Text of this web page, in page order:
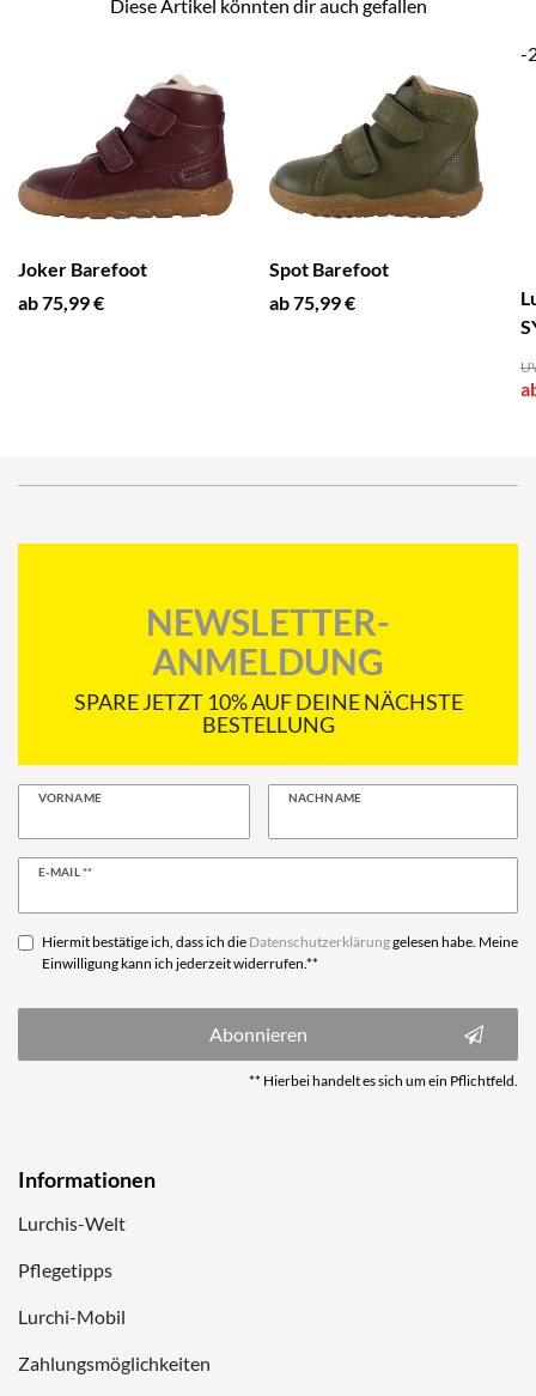
Diese Artikel könnten dir auch gefallen
Joker Barefoot
ab 75,99 €
Spot Barefoot
ab 75,99 €
-
NEWSLETTER-
ANMELDUNG
SPARE JETZT 10% AUF DEINE NÄCHSTE
BESTELLUNG
VORNAME NACHNAME
E-MAIL **
Newsletter
Hiermit bestätige ich, dass ich die Daten­schutz­erklärunggelesen habe. Meine
Einwilligung kann ich jederzeit widerrufen.**
Abonnieren
** Hierbei handelt es sich um ein Pflichtfeld.
Informationen
Lurchis-Welt
Pflegetipps
Lurchi-Mobil
Zahlungsmöglichkeiten